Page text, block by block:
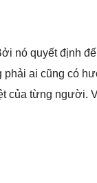
nó quyết định
phải ai cũng có
của từng người.